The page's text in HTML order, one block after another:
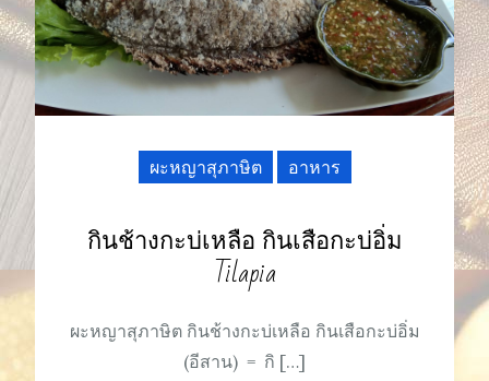
ผะหญาสุภาษิต อาหาร
กินช้างกะบ่เหลือ กินเสือกะบ่อิ่ม
Tilapia
ผะหญาสุภาษิต กินช้างกะบ่เหลือ กินเสือกะบ่อิ่ม
(อีสาน) = กิ […]